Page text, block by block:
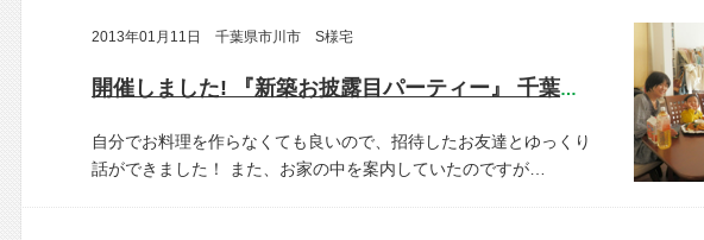
2013年01月11日 千葉県市川市 S様宅
開催しました! 『新築お披露目パーティー』 千葉県市川市 S様宅
自分でお料理を作らなくても良いので、招待したお友達とゆっくり
話ができました！
また、お家の中を案内していたのですが…